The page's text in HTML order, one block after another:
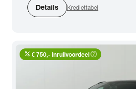
Details Krediettabel
percent € 750,- inruilvoordeelhelp_outline